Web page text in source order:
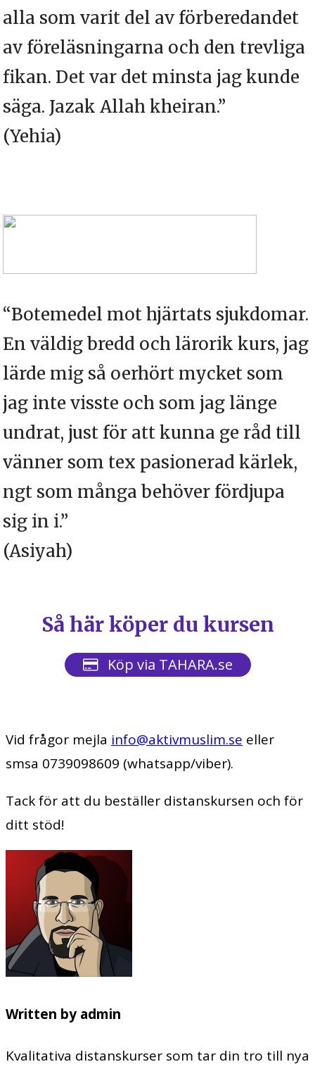
alla som varit del av förberedandet
av föreläsningarna och den trevliga
fikan. Det var det minsta jag kunde
säga. Jazak Allah kheiran.”
(Yehia)
“Botemedel mot hjärtats sjukdomar.
En väldig bredd och lärorik kurs, jag
lärde mig så oerhört mycket som
jag inte visste och som jag länge
undrat, just för att kunna ge råd till
vänner som tex pasionerad kärlek,
ngt som många behöver fördjupa
sig in i.”
(Asiyah)
Så här köper du kursen
Köp via TAHARA.se
Vid frågor mejla info@aktivmuslim.se eller
smsa 0739098609 (whatsapp/viber).
Tack för att du beställer distanskursen och för
ditt stöd!
Written by admin
Kvalitativa distanskurser som tar din tro till nya